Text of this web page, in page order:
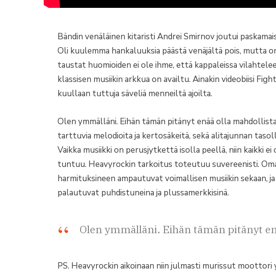
Bändin venäläinen kitaristi Andrei Smirnov joutui
Oli kuulemma hankaluuksia päästä venäjältä pois, mutta
taustat huomioiden ei ole ihme, että kappaleissa
klassisen musiikin arkkua on availtu. Ainakin videobiisi
kuullaan tuttuja säveliä menneiltä ajoilta.
Olen ymmälläni. Eihän tämän pitänyt enää olla
tarttuvia melodioita ja kertosäkeitä, sekä alitajunnan
Vaikka musiikki on perusjytkettä isolla peellä, niin kaikki
tuntuu. Heavyrockin tarkoitus toteutuu suvereenisti.
harmituksineen ampautuvat voimallisen musiikin sekaan,
palautuvat puhdistuneina ja plussamerkkisinä.
Olen ymmälläni. Eihän tämän pitänyt
PS. Heavyrockin aikoinaan niin julmasti murissut